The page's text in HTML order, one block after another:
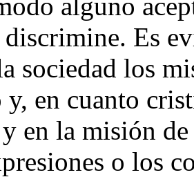
Es
sociedad los
y, en cuanto
en la misión
o los